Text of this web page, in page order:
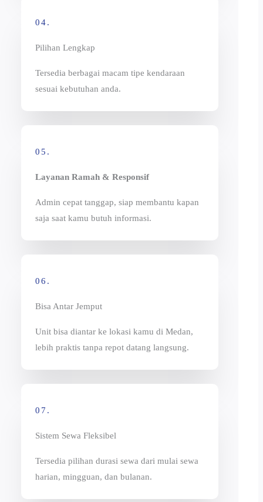
04.
Pilihan Lengkap
Tersedia berbagai macam tipe kendaraan
sesuai kebutuhan anda.
05.
Layanan Ramah & Responsif
Admin cepat tanggap, siap membantu kapan
saja saat kamu butuh informasi.
06.
Bisa Antar Jemput
Unit bisa diantar ke lokasi kamu di Medan,
lebih praktis tanpa repot datang langsung.
07.
Sistem Sewa Fleksibel
Tersedia pilihan durasi sewa dari mulai sewa
harian, mingguan, dan bulanan.